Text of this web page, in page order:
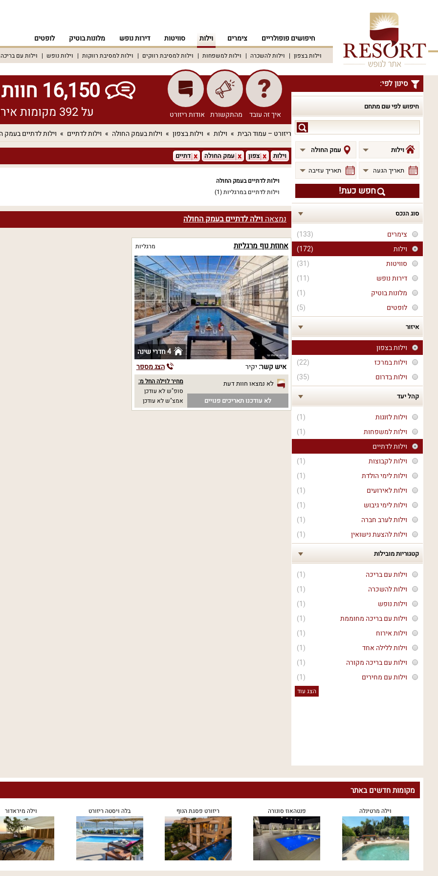
חיפושים פופולריים צימרים וילות סוויטות דירות נופש מלונות בוטיק לופטים
וילות בצפון וילות להשכרה וילות למשפחות וילות למסיבת רווקים וילות למסיבת רווקות וילות נופש וילות עם בריכה
סינון לפי:
חיפוש לפי שם מתחם
לפי
שם
מתחם
וילות עמק החולה
תאריך הגעה תאריך עזיבה
חפש כעת!
סוג הנכס
(133)
צימרים
(172)
וילות
(31)
סוויטות
(11)
דירות נופש
(1)
מלונות בוטיק
(5)
לופטים
איזור
וילות בצפון
(22)
וילות במרכז
(35)
וילות בדרום
קהל יעד
(1)
וילות לזוגות
(1)
וילות למשפחות
וילות לדתיים
(1)
וילות לקבוצות
(1)
וילות לימי הולדת
(1)
וילות לאירועים
(1)
וילות לימי גיבוש
(1)
וילות לערב חברה
(1)
וילות להצעת נישואין
קטגוריות מובילות
(1)
וילות עם בריכה
(1)
וילות להשכרה
(1)
וילות נופש
(1)
וילות עם בריכה מחוממת
(1)
וילות אירוח
(1)
וילות ללילה אחד
(1)
וילות עם בריכה מקורה
(1)
וילות עם מחירים
הצג עוד
איך זה עובד מהתקשורת אודות ריזורט
16,150 חוות דעת אמיתיות!
על 392 מקומות אירוח שונים ברחבי הארץ
ריזורט – עמוד הבית וילות וילות בצפון וילות בעמק החולה וילות לדתיים וילות לדתיים בעמק
וילות צפון עמק החולה דתיים
וילות לדתיים בעמק החולה
וילות לדתיים במרגליות(1)
נמצאהוילה לדתיים בעמק החולה
אחוזת נוף מרגליות מרגליות
4 חדרי שינה
איש קשר:יקיר הצג מספר
לא נמצאו חוות דעת
לא עודכנו תאריכים פנויים
מחיר לוילה החל מ:
סופ"ש לא עודכן
אמצ"ש לא עודכן
מקומות חדשים באתר
וילה מרטינלה פנטהאוז סונורה ריזורט פסגת הנוף בלה ויסטה ריזורט וילה מיראדור